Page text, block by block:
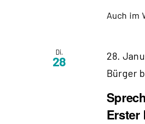
Auch im
Di.
28
Erster
28.
Bürger